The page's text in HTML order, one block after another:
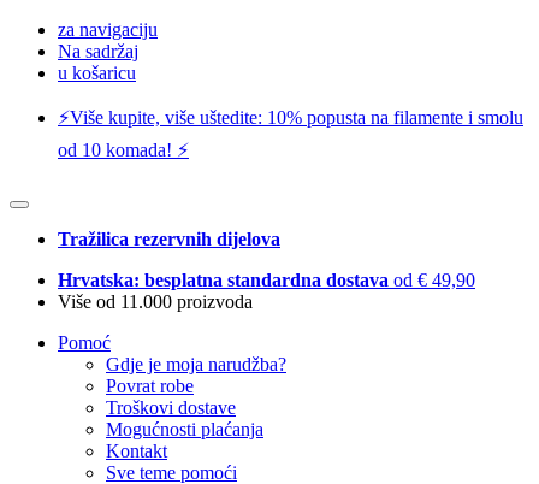
za navigaciju
Na sadržaj
u košaricu
⚡️Više kupite, više uštedite: 10% popusta na filamente i smolu
od 10 komada! ⚡️
Tražilica rezervnih dijelova
Hrvatska: besplatna standardna dostava od € 49,90
Više od 11.000 proizvoda
Pomoć
Gdje je moja narudžba?
Povrat robe
Troškovi dostave
Mogućnosti plaćanja
Kontakt
Sve teme pomoći